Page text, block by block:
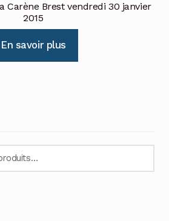
Carène Brest vendredi 30 janvier
2015
En savoir plus